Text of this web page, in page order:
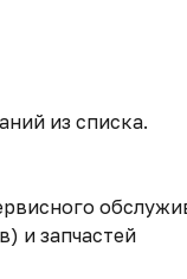
из списка.
и запчастей